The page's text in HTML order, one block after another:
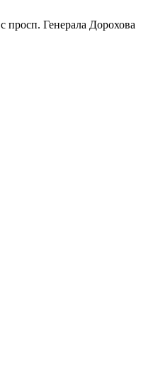
просп. Генерала Дорохова